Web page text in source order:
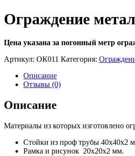
Ограждение
Цена указана за погонный метр
Артикул: ОК011 Категория:
Описание
Отзывы (0)
Описание
Материалы из которых изготовлено
Стойки из проф трубы 40х40х2
Рамка и рисунок 20х20х2 мм.